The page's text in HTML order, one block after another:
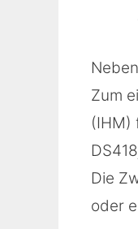
Zum
(IHM)
Die
oder